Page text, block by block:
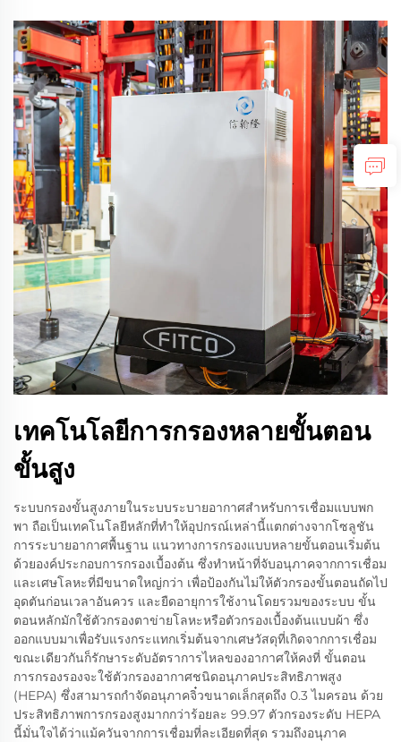
เทคโนโลยีการกรองหลายขั้นตอน
ขั้นสูง
ระบบกรองขั้นสูงภายในระบบระบายอากาศสำหรับการเชื่อมแบบพก
พา ถือเป็นเทคโนโลยีหลักที่ทำให้อุปกรณ์เหล่านี้แตกต่างจากโซลูชัน
การระบายอากาศพื้นฐาน แนวทางการกรองแบบหลายขั้นตอนเริ่มต้น
ด้วยองค์ประกอบการกรองเบื้องต้น ซึ่งทำหน้าที่จับอนุภาคจากการเชื่อม
และเศษโลหะที่มีขนาดใหญ่กว่า เพื่อป้องกันไม่ให้ตัวกรองขั้นตอนถัดไป
อุดตันก่อนเวลาอันควร และยืดอายุการใช้งานโดยรวมของระบบ ขั้น
ตอนหลักมักใช้ตัวกรองตาข่ายโลหะหรือตัวกรองเบื้องต้นแบบผ้า ซึ่ง
ออกแบบมาเพื่อรับแรงกระแทกเริ่มต้นจากเศษวัสดุที่เกิดจากการเชื่อม
ขณะเดียวกันก็รักษาระดับอัตราการไหลของอากาศให้คงที่ ขั้นตอน
การกรองรองจะใช้ตัวกรองอากาศชนิดอนุภาคประสิทธิภาพสูง
(HEPA) ซึ่งสามารถกำจัดอนุภาคจิ๋วขนาดเล็กสุดถึง 0.3 ไมครอน ด้วย
ประสิทธิภาพการกรองสูงมากกว่าร้อยละ 99.97 ตัวกรองระดับ HEPA
นี้มั่นใจได้ว่าแม้ควันจากการเชื่อมที่ละเอียดที่สุด รวมถึงอนุภาค